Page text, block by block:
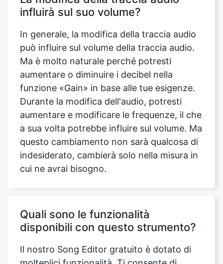
può influire sul volume della traccia audio.
Ma è molto naturale perché potresti
aumentare o diminuire i decibel nella
funzione «Gain» in base alle tue esigenze.
Durante la modifica dell'audio, potresti
aumentare e modificare le frequenze, il che
a sua volta potrebbe influire sul volume. Ma
questo cambiamento non sarà qualcosa di
indesiderato, cambierà solo nella misura in
cui ne avrai bisogno.
Quali sono le funzionalità
molteplici funzionalità. Ti consente di
tagliare l'audio proprio come in Audio
Cutter. Ti consente di invertire l'audio e
anche di modificare la velocità dell'audio.